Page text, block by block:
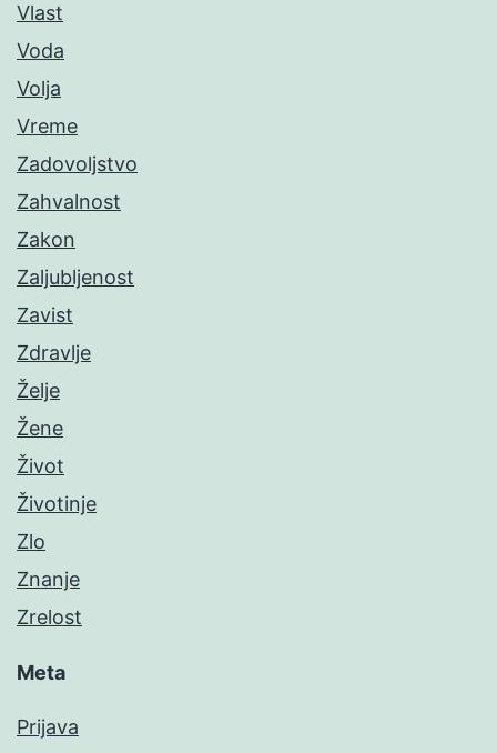
Vlast
Voda
Volja
Vreme
Zadovoljstvo
Zahvalnost
Zakon
Zaljubljenost
Zavist
Zdravlje
Želje
Žene
Život
Životinje
Zlo
Znanje
Zrelost
Meta
Prijava